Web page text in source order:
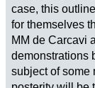
case, this
for themselves
MM de Carcavi
demonstrations
subject of some